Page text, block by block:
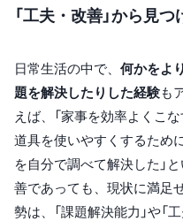
「工夫・改善」から見つ
日常生活の中で、 何かをよ
題を解決したりした経験も
えば、「家事を効率よくこ
道具を使いやすくするため
を自分で調べて解決した」
善であっても、現状に満足
勢は、「課題解決能力」や「